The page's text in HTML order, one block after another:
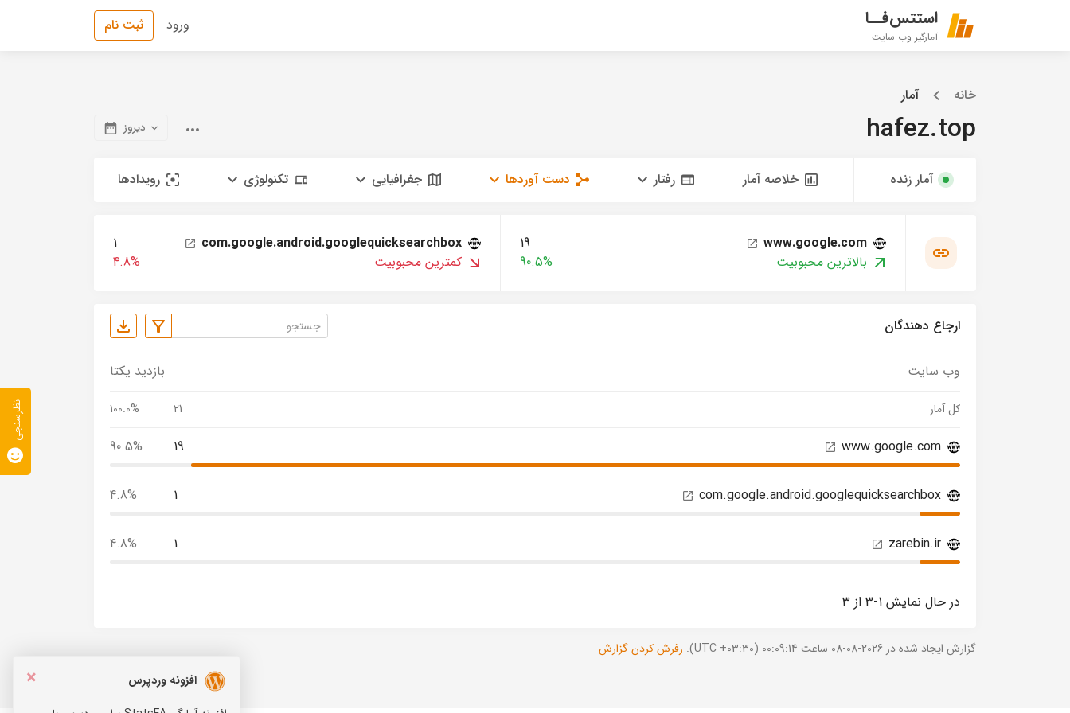
استتس‌فــا
آمارگیر وب سایت
ورود ثبت نام
خانه آمار
hafez.top دیروز
آمار زنده خلاصه آمار رفتار دست آوردها جغرافیایی تکنولوژی رویدادها
www.google.com
19
بالاترین محبوبیت
90.5%
com.google.android.googlequicksearchbox
1
کمترین محبوبیت
4.8%
ارجاع دهندگان
وب سایت بازدید یکتا
کل آمار 21
100.0%
www.google.com
19
90.5%
com.google.android.googlequicksearchbox
1
4.8%
zarebin.ir
1
4.8%
در حال نمایش 1-3 از 3
گزارش ایجاد شده در 2026-08-08 ساعت 00:09:14 (UTC +03:30). رفرش کردن گزارش
×
افزونه وردپرس
نظرسنجی